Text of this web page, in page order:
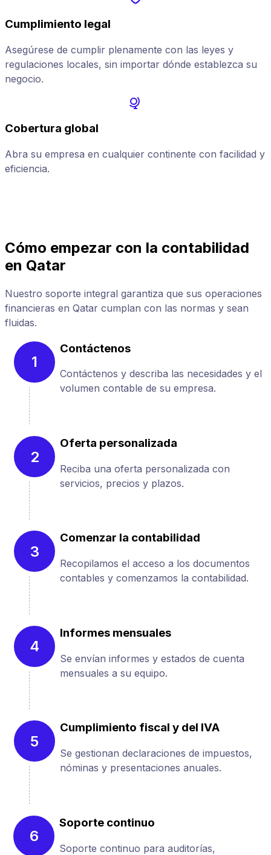
Cumplimiento legal
Asegúrese de cumplir plenamente con las leyes y
regulaciones locales, sin importar dónde establezca su
negocio.
Cobertura global
Abra su empresa en cualquier continente con facilidad y
eficiencia.
Cómo empezar con la contabilidad
en Qatar
Nuestro soporte integral garantiza que sus operaciones
financieras en Qatar cumplan con las normas y sean
fluidas.
1
Contáctenos
Contáctenos y describa las necesidades y el
volumen contable de su empresa.
2
Oferta personalizada
Reciba una oferta personalizada con
servicios, precios y plazos.
3
Comenzar la contabilidad
Recopilamos el acceso a los documentos
contables y comenzamos la contabilidad.
4
Informes mensuales
Se envían informes y estados de cuenta
mensuales a su equipo.
5
Cumplimiento fiscal y del IVA
Se gestionan declaraciones de impuestos,
nóminas y presentaciones anuales.
6
Soporte continuo
Soporte continuo para auditorías,